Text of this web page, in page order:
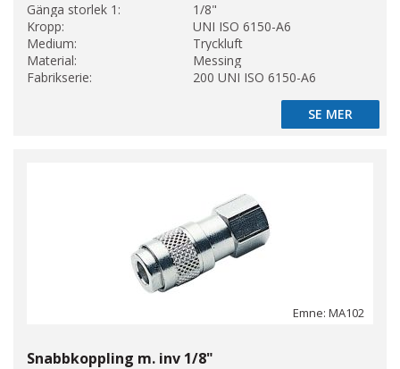
Gänga storlek 1:
1/8"
Kropp:
UNI ISO 6150-A6
Medium:
Tryckluft
Material:
Messing
Fabrikserie:
200 UNI ISO 6150-A6
SE MER
SE MER
Emne: MA102
Snabbkoppling m. inv 1/8"